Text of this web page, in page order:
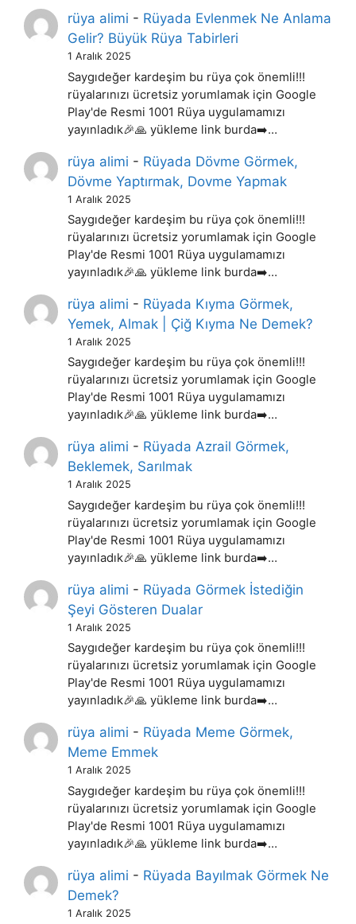
rüya alimi - Rüyada Evlenmek Ne Anlama
Gelir? Büyük Rüya Tabirleri
1 Aralık 2025
Saygıdeğer kardeşim bu rüya çok önemli!!!
rüyalarınızı ücretsiz yorumlamak için Google
Play'de Resmi 1001 Rüya uygulamamızı
yayınladık🎉🙏 yükleme link burda➡️…
rüya alimi - Rüyada Dövme Görmek,
Dövme Yaptırmak, Dovme Yapmak
1 Aralık 2025
Saygıdeğer kardeşim bu rüya çok önemli!!!
rüyalarınızı ücretsiz yorumlamak için Google
Play'de Resmi 1001 Rüya uygulamamızı
yayınladık🎉🙏 yükleme link burda➡️…
rüya alimi - Rüyada Kıyma Görmek,
Yemek, Almak | Çiğ Kıyma Ne Demek?
1 Aralık 2025
Saygıdeğer kardeşim bu rüya çok önemli!!!
rüyalarınızı ücretsiz yorumlamak için Google
Play'de Resmi 1001 Rüya uygulamamızı
yayınladık🎉🙏 yükleme link burda➡️…
rüya alimi - Rüyada Azrail Görmek,
Beklemek, Sarılmak
1 Aralık 2025
Saygıdeğer kardeşim bu rüya çok önemli!!!
rüyalarınızı ücretsiz yorumlamak için Google
Play'de Resmi 1001 Rüya uygulamamızı
yayınladık🎉🙏 yükleme link burda➡️…
rüya alimi - Rüyada Görmek İstediğin
Şeyi Gösteren Dualar
1 Aralık 2025
Saygıdeğer kardeşim bu rüya çok önemli!!!
rüyalarınızı ücretsiz yorumlamak için Google
Play'de Resmi 1001 Rüya uygulamamızı
yayınladık🎉🙏 yükleme link burda➡️…
rüya alimi - Rüyada Meme Görmek,
Meme Emmek
1 Aralık 2025
Saygıdeğer kardeşim bu rüya çok önemli!!!
rüyalarınızı ücretsiz yorumlamak için Google
Play'de Resmi 1001 Rüya uygulamamızı
yayınladık🎉🙏 yükleme link burda➡️…
rüya alimi - Rüyada Bayılmak Görmek Ne
Demek?
1 Aralık 2025